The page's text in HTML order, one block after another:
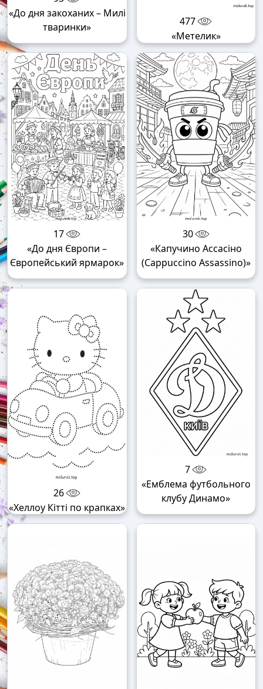
«До дня закоханих – Милі
тваринки»
477
«Метелик»
17
«До дня Європи –
Європейський ярмарок»
30
«Капучино Ассасіно
(Cappuccino Assassino)»
26
«Хеллоу Кітті по крапках»
7
«Емблема футбольного
клубу Динамо»